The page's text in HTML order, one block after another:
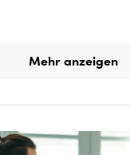
Mehr anzeigen